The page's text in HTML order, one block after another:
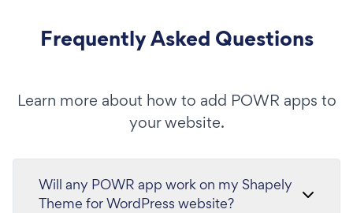
Frequently Asked Questions
Learn more about how to add POWR apps to
your website.
Will any POWR app work on my Shapely
Theme for WordPress website?